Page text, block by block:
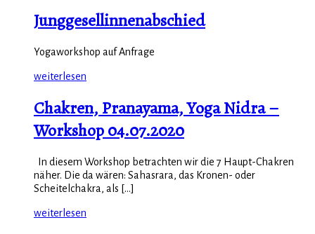
Junggesellinnenabschied
Yogaworkshop auf Anfrage
weiterlesen
Chakren, Pranayama, Yoga Nidra –
Workshop 04.07.2020
In diesem Workshop betrachten wir die 7 Haupt-Chakren
näher. Die da wären: Sahasrara, das Kronen- oder
Scheitelchakra, als [...]
weiterlesen